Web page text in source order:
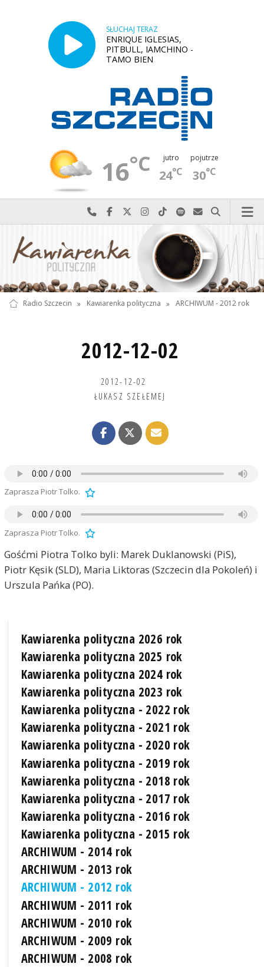
SŁUCHAJ TERAZ
ENRIQUE IGLESIAS,
PITBULL, IAMCHINO -
TAMO BIEN
16°C jutro
24°C
pojutrze
30°C
Najlepiej po prostu do nas zadzwoń
Odwiedź nas na Facebook-u
Odwiedź nas na X
Odwiedź nas na Instagram-ie
Odwiedź nas na TikTok-u
Szukaj nas na Spotify
Wyślij do nas
Szukaj
Radio Szczecin » Kawiarenka polityczna » ARCHIWUM - 2012 rok
2012-12-02
2012-12-02
ŁUKASZ SZEŁEMEJ
Zaprasza Piotr Tolko.
Zaprasza Piotr Tolko.
Gośćmi Piotra Tolko byli: Marek Duklanowski (PiS),
Piotr Kęsik (SLD), Maria Liktoras (Szczecin dla Pokoleń) i
Urszula Pańka (PO).
Kawiarenka polityczna 2026 rok
Kawiarenka polityczna 2025 rok
Kawiarenka polityczna 2024 rok
Kawiarenka polityczna 2023 rok
Kawiarenka polityczna - 2022 rok
Kawiarenka polityczna - 2021 rok
Kawiarenka polityczna - 2020 rok
Kawiarenka polityczna - 2019 rok
Kawiarenka polityczna - 2018 rok
Kawiarenka polityczna - 2017 rok
Kawiarenka polityczna - 2016 rok
Kawiarenka polityczna - 2015 rok
ARCHIWUM - 2014 rok
ARCHIWUM - 2013 rok
ARCHIWUM - 2012 rok
ARCHIWUM - 2011 rok
ARCHIWUM - 2010 rok
ARCHIWUM - 2009 rok
ARCHIWUM - 2008 rok